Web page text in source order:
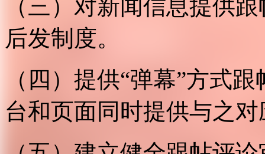
（三）对新闻信息提供
后发制度。
（四）提供“弹幕”方式
台和页面同时提供与之